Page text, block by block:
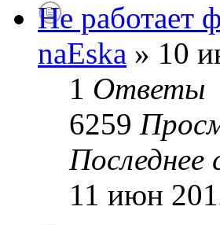
Не работает
naEska » 10
1 Ответы
6259
11 июн